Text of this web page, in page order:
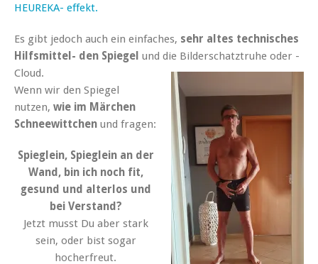
HEUREKA- effekt.
Es gibt jedoch auch ein einfaches, sehr altes technisches
Hilfsmittel- den Spiegel und die Bilderschatztruhe oder -
Cloud.
Wenn wir den Spiegel
nutzen, wie im Märchen
Schneewittchen und fragen:
Spieglein, Spieglein an der
Wand, bin ich noch fit,
gesund und alterlos und
bei Verstand?
Jetzt musst Du aber stark
sein, oder bist sogar
hocherfreut.